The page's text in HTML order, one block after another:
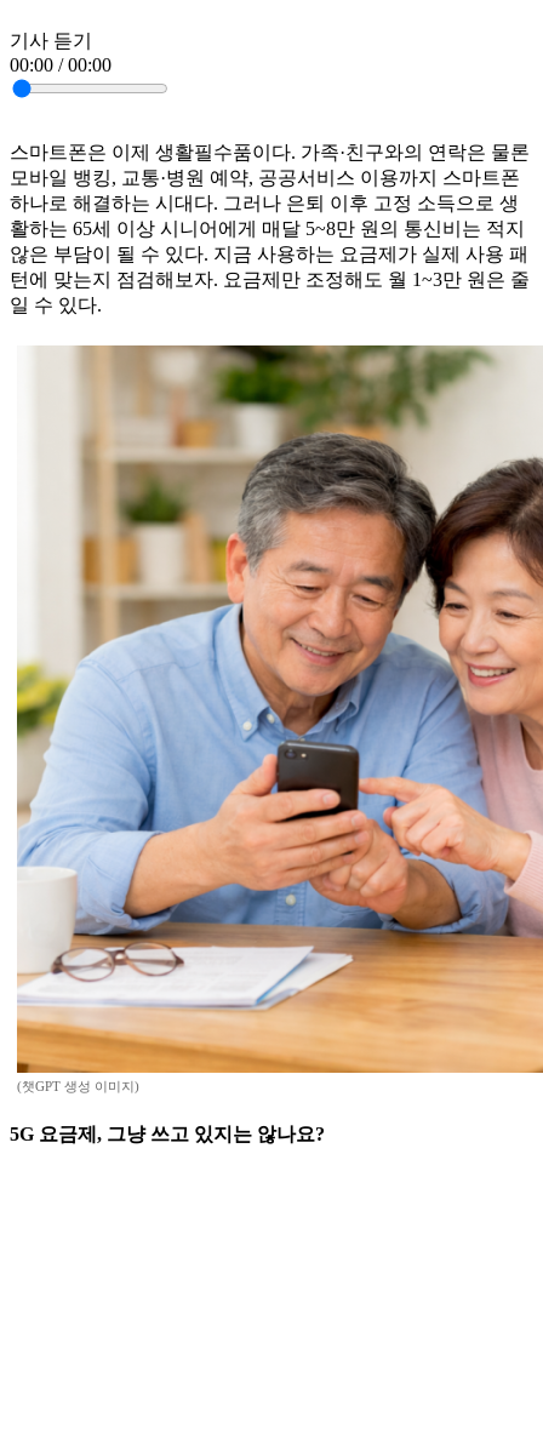
기사 듣기
00:00 / 00:00
스마트폰은 이제 생활필수품이다. 가족·친구와의 연락은 물론
모바일 뱅킹, 교통·병원 예약, 공공서비스 이용까지 스마트폰
하나로 해결하는 시대다. 그러나 은퇴 이후 고정 소득으로 생
활하는 65세 이상 시니어에게 매달 5~8만 원의 통신비는 적지
않은 부담이 될 수 있다. 지금 사용하는 요금제가 실제 사용 패
턴에 맞는지 점검해보자. 요금제만 조정해도 월 1~3만 원은 줄
일 수 있다.
(챗GPT 생성 이미지)
5G 요금제, 그냥 쓰고 있지는 않나요?